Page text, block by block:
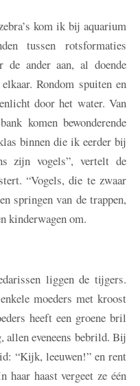
kom ik bij aquarium
tussen rotsformaties
de ander aan, al doende
Rondom spuiten en
door het water. Van
komen bewonderende
binnen die ik eerder bij
zijn vogels”, vertelt de
“Vogels, die te zwaar
springen van de trappen,
kinderwagen om.
liggen de tijgers.
moeders met kroost
heeft een groene bril
eveneens bebrild. Bij
“Kijk, leeuwen!” en rent
haast vergeet ze één